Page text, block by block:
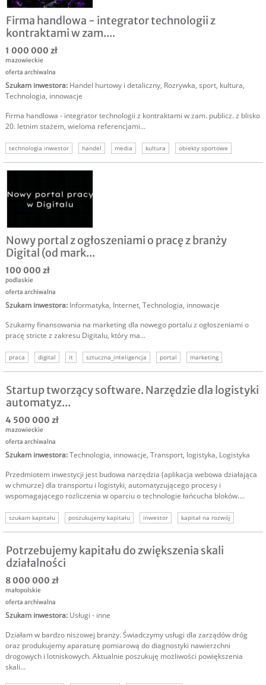
Firma handlowa - integrator technologii z
kontraktami w zam....
1 000 000 zł
mazowieckie
oferta archiwalna
Szukam inwestora: Handel hurtowy i detaliczny, Rozrywka, sport, kultura,
Technologia, innowacje
Firma handlowa - integrator technologii z kontraktami w zam. publicz. z blisko
20. letnim stażem, wieloma referencjami...
technologia inwestor handel media kultura
obiekty sportowe
inwestycja w technologię
Nowy portal z ogłoszeniami o pracę z branży
Digital (od mark...
100 000 zł
podlaskie
oferta archiwalna
Szukam inwestora: Informatyka, Internet, Technologia, innowacje
Szukamy finansowania na marketing dla nowego portalu z ogłoszeniami o
pracę stricte z zakresu Digitalu, który ma...
praca digital it sztuczna_inteligencja portal
marketing
programowanie
Startup tworzący software. Narzędzie dla logistyki
automatyz...
4 500 000 zł
mazowieckie
oferta archiwalna
Szukam inwestora:Technologia, innowacje, Transport, logistyka, Logistyka
Przedmiotem inwestycji jest budowa narzędzia (aplikacja webowa działająca
w chmurze) dla transportu i logistyki, automatyzującego procesy i
wspomagającego rozliczenia w oparciu o technologie łańcucha bloków....
szukam kapitału poszukujemy kapitału inwestor
kapitał na rozwój
software
inwestor do biznesu inwestor do firmy
Potrzebujemy kapitału do zwiększenia skali
działalności
8 000 000 zł
małopolskie
oferta archiwalna
Szukam inwestora: Usługi - inne
Działam w bardzo niszowej branży. Świadczymy usługi dla zarządów dróg
oraz produkujemy aparaturę pomiarową do diagnostyki nawierzchni
drogowych i lotniskowych. Aktualnie poszukuję możliwości powiększenia
skali...